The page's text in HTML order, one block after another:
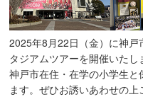
2025年8月22日（金）に神
タジアムツアーを開催いたし
神戸市在住・在学の小学生
ます。ぜひお誘いあわせの上